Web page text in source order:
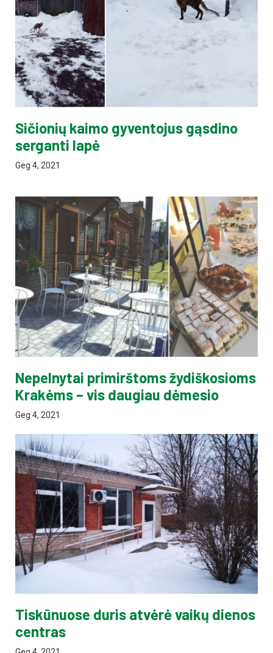
Sičionių kaimo gyventojus gąsdino
serganti lapė
Geg 4, 2021
Nepelnytai primirštoms žydiškosioms
Krakėms – vis daugiau dėmesio
Geg 4, 2021
Tiskūnuose duris atvėrė vaikų dienos
centras